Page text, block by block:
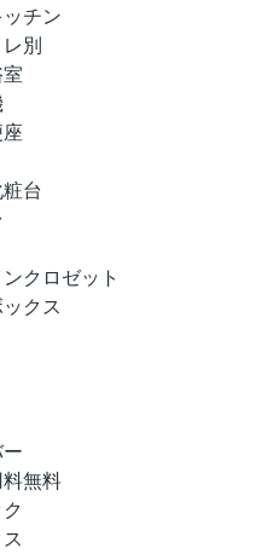
チン
別
台
クロゼット
クス
無料